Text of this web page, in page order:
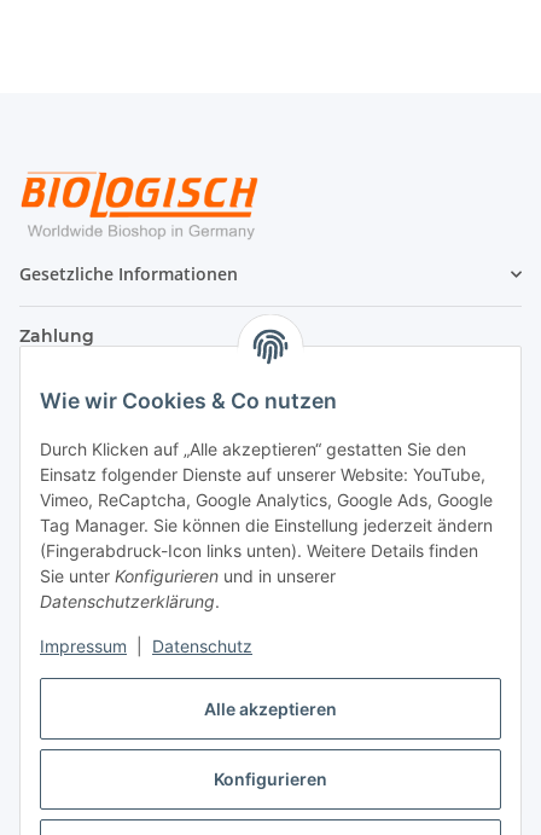
Alle akzeptieren
Konfigurieren
Wie wir Cookies & Co nutzen
Durch Klicken auf „Alle akzeptieren“ gestatten Sie den
Einsatz folgender Dienste auf unserer Website: YouTube,
Vimeo, ReCaptcha, Google Analytics, Google Ads, Google
Tag Manager. Sie können die Einstellung jederzeit ändern
(Fingerabdruck-Icon links unten). Weitere Details finden
Sie unter Konfigurieren und in unserer
Datenschutzerklärung.
Impressum Datenschutz
Gesetzliche Informationen
Zahlung
Versand
Vertrag widerrufen
* Alle Preise inkl. gesetzlicher USt., zzgl.